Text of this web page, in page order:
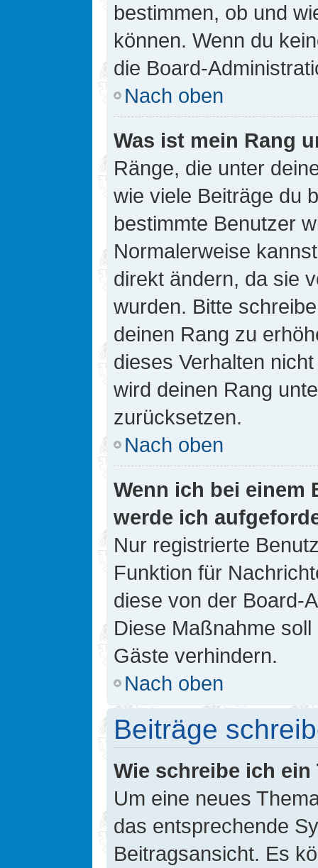
bestimmen, ob und
können. Wenn du
die Board-
Nach oben
Was ist mein Rang
Ränge, die unter
wie viele Beiträge du
bestimmte Benutzer
Normalerweise
direkt ändern, da sie
wurden. Bitte
deinen Rang zu
dieses Verhalten
wird deinen Rang
zurücksetzen.
Nach oben
Wenn ich bei einem
werde ich
Nur registrierte
Funktion für
diese von der Board-
Diese Maßnahme
Gäste verhindern.
Nach oben
Beiträge
Wie schreibe ich ein
Um eine neues
das entsprechende
Beitragsansicht. Es